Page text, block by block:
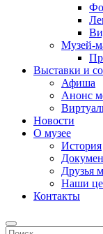
Музей-
Выставки и
Афиша
Анонс
Новости
О музее
История
Друзья
Наши
Контакты